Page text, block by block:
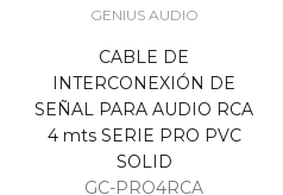
GENIUS AUDIO
CABLE DE
INTERCONEXIÓN DE
SEÑAL PARA AUDIO RCA
4 mts SERIE PRO PVC
SOLID
GC-PRO4RCA